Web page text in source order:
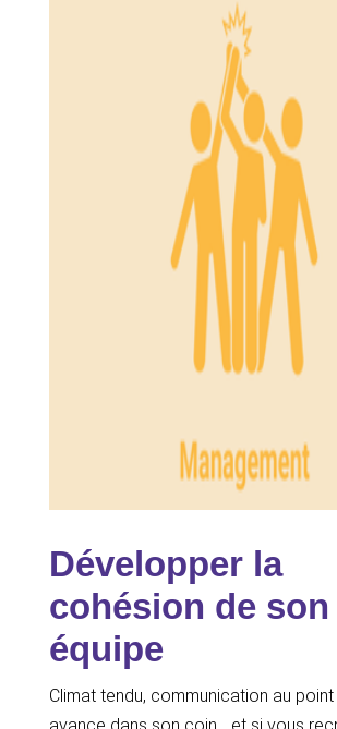
Développer la
cohésion de son
équipe
Climat tendu, communication au
avance dans son coin… et si vous